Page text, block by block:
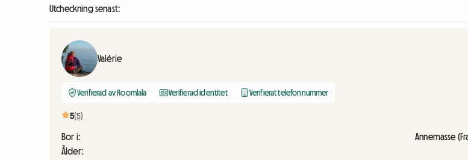
Utcheckning senast:
Valérie
Verifierad av Roomlala Verifierad identitet Verifierat telefonnummer
5(5)
Bor i:
Annemasse
Ålder: